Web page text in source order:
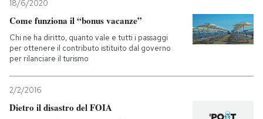
18/6/2020
Come funziona il “bonus vacanze”
Chi ne ha diritto, quanto vale e tutti i passaggi
per ottenere il contributo istituito dal governo
per rilanciare il turismo
2/2/2016
Dietro il disastro del FOIA